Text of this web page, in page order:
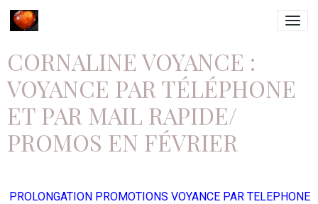
CORNALINE VOYANCE :
VOYANCE PAR TÉLÉPHONE
ET PAR MAIL RAPIDE/
PROMOS EN FÉVRIER
PROLONGATION PROMOTIONS VOYANCE PAR TELEPHONE